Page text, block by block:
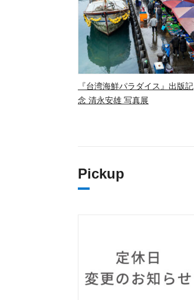
『台湾海鮮パラダイス』出版記
念 清永安雄 写真展
Pickup